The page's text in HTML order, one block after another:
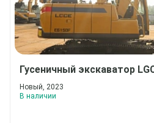
Гусеничный экскаватор
Новый, 2023
В наличии